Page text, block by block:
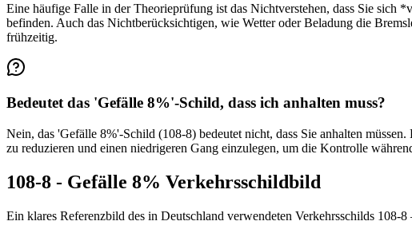
Eine häufige Falle in der Theorieprüfung ist das Nichtverstehen, dass Sie sich
befinden. Auch das Nichtberücksichtigen, wie Wetter oder Beladung die
frühzeitig.
Bedeutet das 'Gefälle 8%'-Schild, dass ich anhalten muss?
Nein, das 'Gefälle 8%'-Schild (108-8) bedeutet nicht, dass Sie anhalten
zu reduzieren und einen niedrigeren Gang einzulegen, um die Kontrolle
108-8 - Gefälle 8% Verkehrsschildbild
Ein klares Referenzbild des in Deutschland verwendeten Verkehrsschilds 108-8